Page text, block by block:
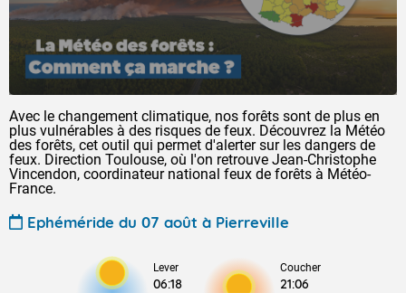
Avec le changement climatique, nos forêts sont de plus en
plus vulnérables à des risques de feux. Découvrez la Météo
des forêts, cet outil qui permet d'alerter sur les dangers de
feux. Direction Toulouse, où l'on retrouve Jean-Christophe
Vincendon, coordinateur national feux de forêts à Météo-
France.
Ephéméride du 07 août à Pierreville
Lever
06:18
Coucher
21:06